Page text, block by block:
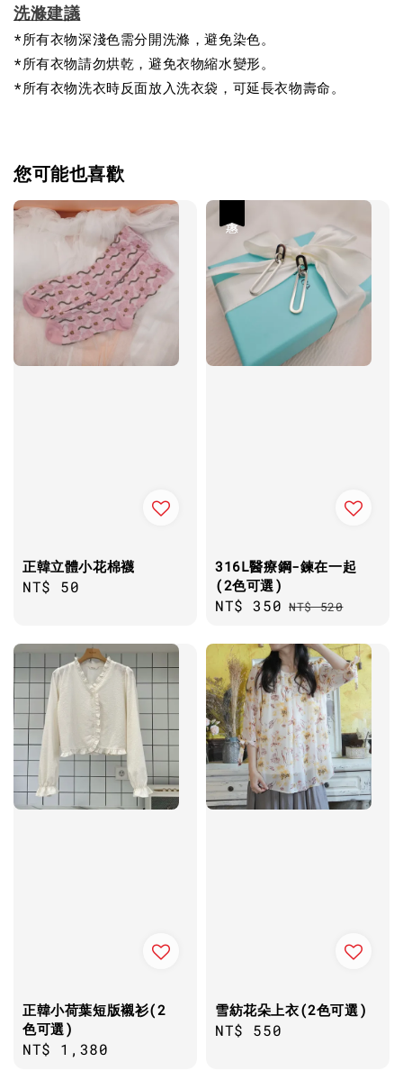
洗滌建議
*所有衣物深淺色需分開洗滌，避免染色。
*所有衣物請勿烘乾，避免衣物縮水變形。
*所有衣物洗衣時反面放入洗衣袋，可延長衣物壽命。
您可能也喜歡
正韓立體小花棉襪
Regular
NT$ 50
316L醫療鋼-鍊在一起
(2色可選)
Sale
NT$ 350 Regular
NT$ 520
正韓小荷葉短版襯衫(2
色可選)
Regular
NT$ 1,380
雪紡花朵上衣(2色可選)
Regular
NT$ 550